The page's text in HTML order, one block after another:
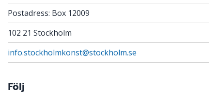
Postadress: Box 12009
102 21 Stockholm
info.stockholmkonst@stockholm.se
Följ